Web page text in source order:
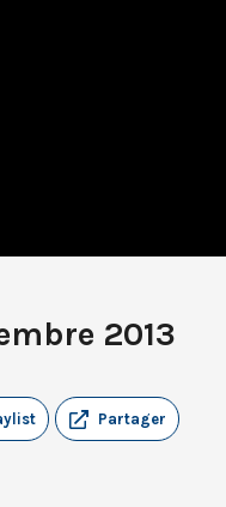
2013
Partager